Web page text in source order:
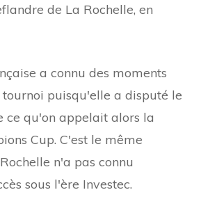
de La Rochelle, en
a connu des moments
puisqu'elle a disputé le
ce qu'on appelait alors la
Cup. C'est le même
n'a pas connu
sous l'ère Investec.